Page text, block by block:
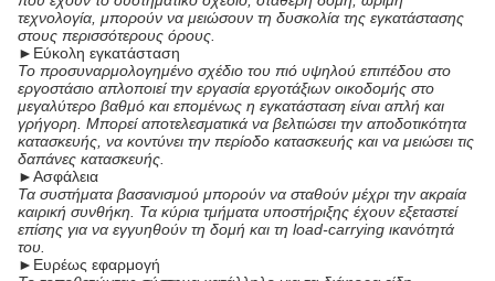
τεχνολογία, μπορούν να μειώσουν τη δυσκολία της εγκατάστασης
στους περισσότερους όρους.
► Εύκολη εγκατάσταση
Το προσυναρμολογημένο σχέδιο του πιό υψηλού επιπέδου στο
εργοστάσιο απλοποιεί την εργασία εργοτάξιων οικοδομής στο
μεγαλύτερο βαθμό και επομένως η εγκατάσταση είναι απλή και
γρήγορη. Μπορεί αποτελεσματικά να βελτιώσει την αποδοτικότητα
κατασκευής, να κοντύνει την περίοδο κατασκευής και να μειώσει τις
δαπάνες κατασκευής.
►Ασφάλεια
Τα συστήματα βασανισμού μπορούν να σταθούν μέχρι την ακραία
καιρική συνθήκη. Τα κύρια τμήματα υποστήριξης έχουν εξεταστεί
επίσης για να εγγυηθούν τη δομή και τη load-carrying ικανότητά
του.
► Ευρέως εφαρμογή